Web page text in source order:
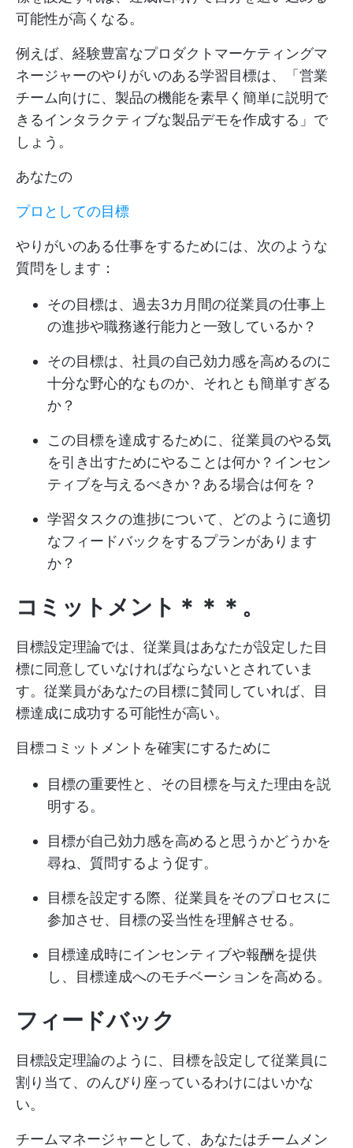
可能性が高くなる。
例えば、経験豊富なプロダクトマーケティングマ
ネージャーのやりがいのある学習目標は、「営業
チーム向けに、製品の機能を素早く簡単に説明で
きるインタラクティブな製品デモを作成する」で
しょう。
あなたの
プロとしての目標
やりがいのある仕事をするためには、次のような
質問をします：
その目標は、過去3カ月間の従業員の仕事上
の進捗や職務遂行能力と一致しているか？
その目標は、社員の自己効力感を高めるのに
十分な野心的なものか、それとも簡単すぎる
か？
この目標を達成するために、従業員のやる気
を引き出すためにやることは何か？インセン
ティブを与えるべきか？ある場合は何を？
学習タスクの進捗について、どのように適切
なフィードバックをするプランがあります
か？
コミットメント＊＊＊。
目標設定理論では、従業員はあなたが設定した目
標に同意していなければならないとされていま
す。従業員があなたの目標に賛同していれば、目
標達成に成功する可能性が高い。
目標コミットメントを確実にするために
目標の重要性と、その目標を与えた理由を説
明する。
目標が自己効力感を高めると思うかどうかを
尋ね、質問するよう促す。
目標を設定する際、従業員をそのプロセスに
参加させ、目標の妥当性を理解させる。
目標達成時にインセンティブや報酬を提供
し、目標達成へのモチベーションを高める。
フィードバック
目標設定理論のように、目標を設定して従業員に
割り当て、のんびり座っているわけにはいかな
い。
チームマネージャーとして、あなたはチームメン